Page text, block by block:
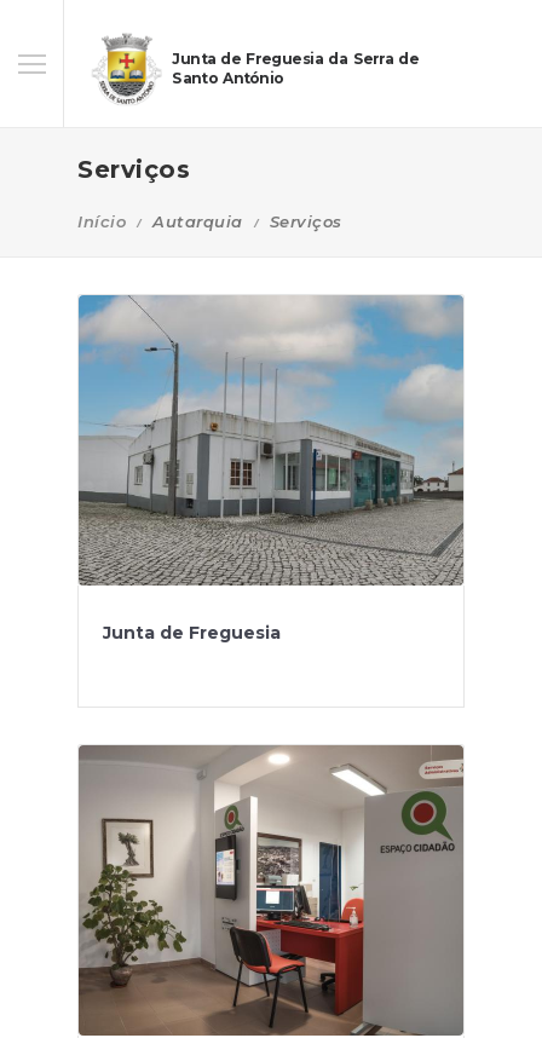
Junta de Freguesia da Serra de
Santo António
Serviços
Início Autarquia Serviços
Junta de Freguesia